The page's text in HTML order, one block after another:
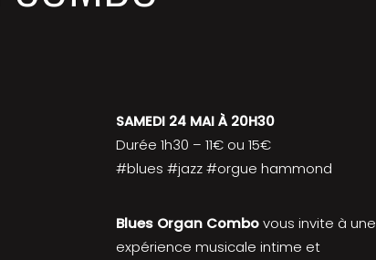
SAMEDI 24 MAI À 20H30
Durée 1h30 – 11€ ou 15€
#blues #jazz #orgue hammond
Blues Organ Combovous invite à une
expérience musicale intime et